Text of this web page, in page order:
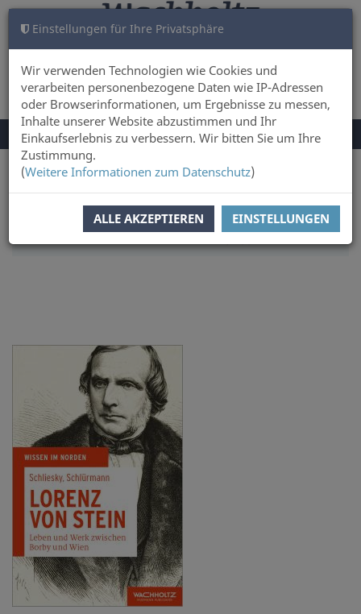
Einstellungen für Ihre Privatsphäre
Wir verwenden Technologien wie Cookies und
verarbeiten personenbezogene Daten wie IP-Adressen
oder Browserinformationen, um Ergebnisse zu messen,
Inhalte unserer Website abzustimmen und Ihr
Einkaufserlebnis zu verbessern. Wir bitten Sie um Ihre
Zustimmung.
(Weitere Informationen zum Datenschutz)
ALLE AKZEPTIEREN EINSTELLUNGEN
ANMELDEN WARENKORB 0
NAVIGATION
UMSCHALTEN
Menü
Sie sind hier: Geschichte & Kultur
SORTIERUNG:
PREIS